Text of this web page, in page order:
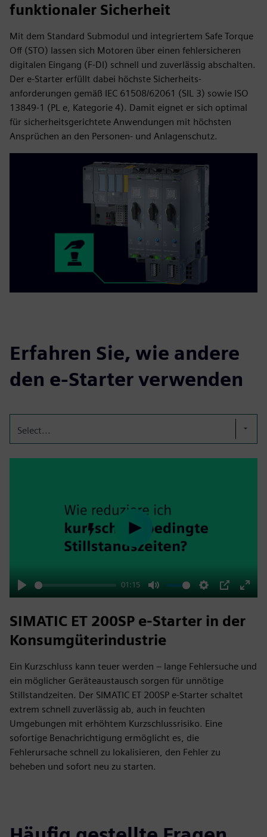
funktionaler Sicherheit
Mit dem Standard Submodul und integriertem Safe Torque
Off (STO) lassen sich Motoren über einen fehlersicheren
digitalen Eingang (F‑DI) schnell und zuverlässig abschalten.
Der e-Starter erfüllt dabei höchste Sicherheits­
anforderungen gemäß IEC 61508/62061 (SIL 3) sowie ISO
13849-1 (PL e, Kategorie 4). Damit eignet er sich optimal
für sicherheits­gerichtete Anwendungen mit höchsten
Ansprüchen an den Personen‑ und Anlagenschutz.
Erfahren Sie, wie andere
den e‑Starter verwenden
Select...
Play
01:15
Mute Settings
PIP
Enter
Play
SIMATIC ET 200SP e‑Starter in der
Konsumgüterindustrie
Ein Kurzschluss kann teuer werden – lange Fehlersuche und
ein möglicher Geräteaustausch sorgen für unnötige
Stillstandzeiten. Der SIMATIC ET 200SP e-Starter schaltet
extrem schnell zuverlässig ab, auch in feuchten
Umgebungen mit erhöhtem Kurzschlussrisiko. Eine
sofortige Benachrichtigung ermöglicht es, die
Fehlerursache schnell zu lokalisieren, den Fehler zu
beheben und sofort neu zu starten.